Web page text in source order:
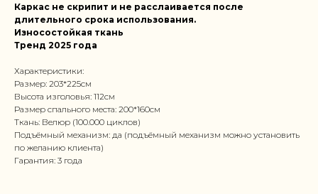
Каркас не скрипит и не расслаивается после
длительного срока использования.
Износостойкая ткань
Тренд 2025 года
Характеристики:
Размер: 203*225см
Высота изголовья: 112см
Размер спального места: 200*160см
Ткань: Велюр (100.000 циклов)
Подъёмный механизм: да (подъёмный механизм можно установить
по желанию клиента)
Гарантия: 3 года